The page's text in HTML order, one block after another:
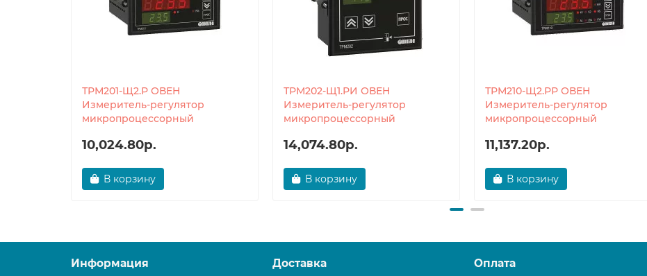
ТРМ201-Щ2.Р ОВЕН
Измеритель-регулятор
микропроцессорный
10,024.80р.
В корзину
ТРМ202-Щ1.РИ ОВЕН
Измеритель-регулятор
микропроцессорный
14,074.80р.
В корзину
ТРМ210-Щ2.РР ОВЕН
Измеритель-регулятор
микропроцессорный
11,137.20р.
В корзину
Информация Доставка Оплата